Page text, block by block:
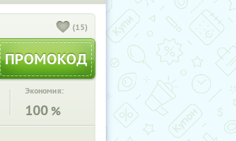
(15)
Экономия:
100 %